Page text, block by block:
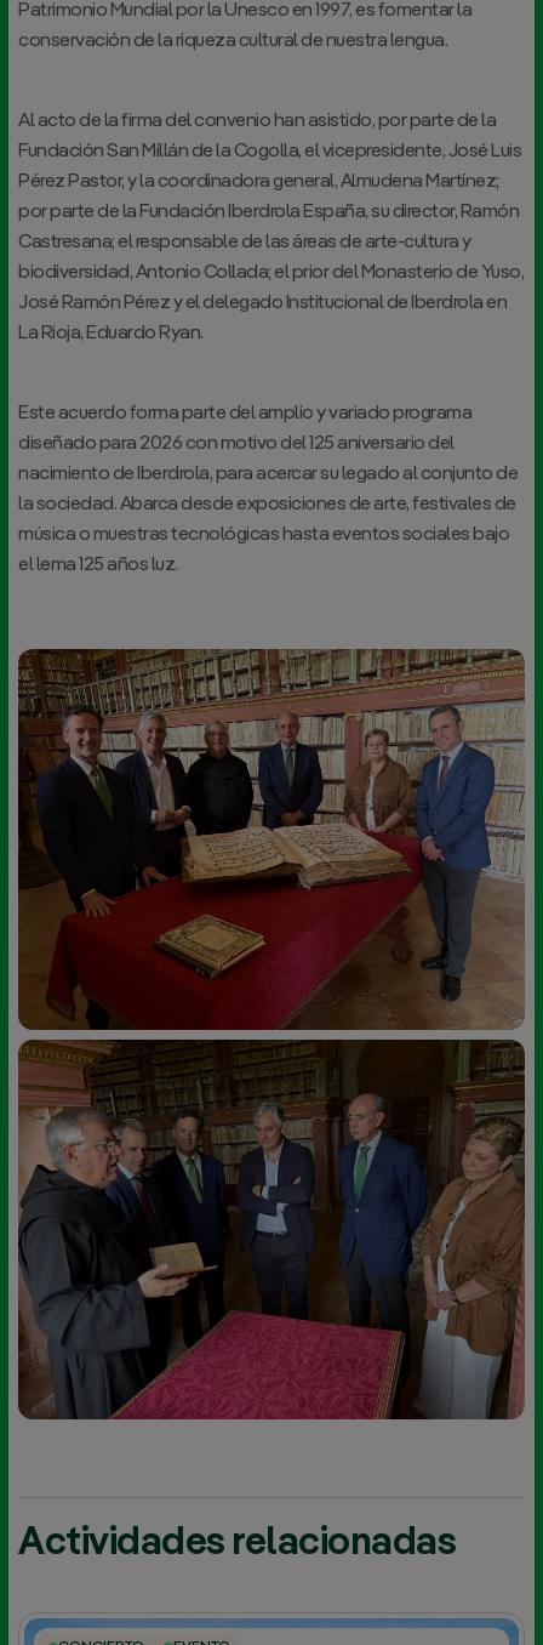
Patrimonio Mundial por la Unesco en 1997, es fomentar la
conservación de la riqueza cultural de nuestra lengua.
Al acto de la firma del convenio han asistido, por parte de la
Fundación San Millán de la Cogolla, el vicepresidente, José Luis
Pérez Pastor, y la coordinadora general, Almudena Martínez;
por parte de la Fundación Iberdrola España, su director, Ramón
Castresana; el responsable de las áreas de arte-cultura y
biodiversidad, Antonio Collada; el prior del Monasterio de Yuso,
José Ramón Pérez y el delegado Institucional de Iberdrola en
La Rioja, Eduardo Ryan.
Este acuerdo forma parte del amplio y variado programa
diseñado para 2026 con motivo del 125 aniversario del
nacimiento de Iberdrola, para acercar su legado al conjunto de
la sociedad. Abarca desde exposiciones de arte, festivales de
música o muestras tecnológicas hasta eventos sociales bajo
el lema 125 años luz.
Actividades relacionadas